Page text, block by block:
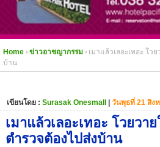
Home ข่าวอาชญากรรม
เมาแล้วเลอะเทอะ โว
บ้าน
เขียนโดย : Surasak Onesmall | วันพุธที่ 21 สิง
เมาแล้วเลอะเทอะ โวยวา
ตำรวจต้องไปส่งบ้าน